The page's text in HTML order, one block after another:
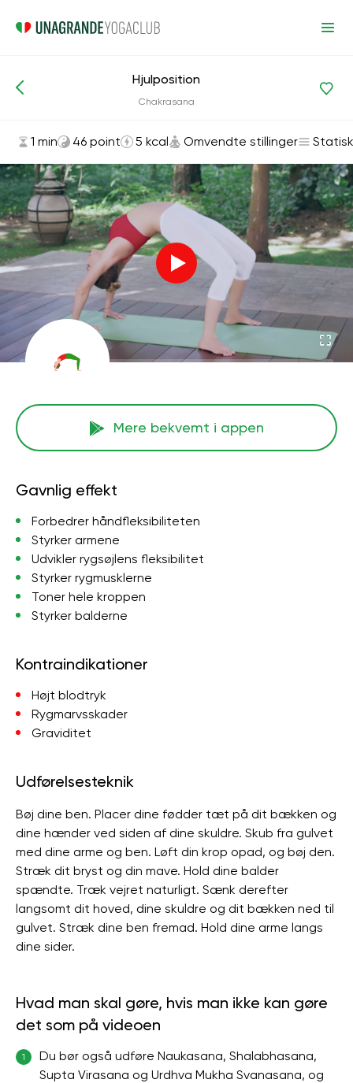
Omvendte stillinger
Hjulposition
Chakrasana
1 min 46 point 5 kcal Omvendte stillinger Statisk
Mere bekvemt i appen
Gavnlig effekt
Forbedrer håndfleksibiliteten
Styrker armene
Udvikler rygsøjlens fleksibilitet
Styrker rygmusklerne
Toner hele kroppen
Styrker balderne
Kontraindikationer
Højt blodtryk
Rygmarvsskader
Graviditet
Udførelsesteknik
Bøj dine ben. Placer dine fødder tæt på dit bækken og
dine hænder ved siden af ​​dine skuldre. Skub fra gulvet
med dine arme og ben. Løft din krop opad, og bøj den.
Stræk dit bryst og din mave. Hold dine balder
spændte. Træk vejret naturligt. Sænk derefter
langsomt dit hoved, dine skuldre og dit bækken ned til
gulvet. Stræk dine ben fremad. Hold dine arme langs
dine sider.
Hvad man skal gøre, hvis man ikke kan gøre
det som på videoen
1
Du bør også udføre Naukasana, Shalabhasana,
Supta Virasana og Urdhva Mukha Svanasana, og